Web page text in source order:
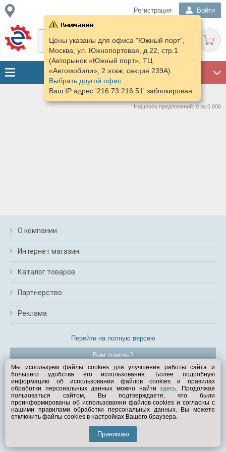
Регистрация Войти
Цены указаны для офиса "Южный порт",
Москва, ул. Южнопортовая, д.22, стр.1
(Авторынок «Южный порт», ТЦ
«Автомобили», 2 этаж, секция 239А).
Выбрать другой офис
Ваш IP адрес '216.73.216.51' заблокирован.
Нашлось предложений: 0 за 0.000
О компании
Интернет магазин
Каталог товаров
Партнерство
Реклама
Перейти на полную версию
Вам помочь?
© Exist.ru 1998—2026
Мы используем файлы cookies для улучшения работы сайта и
большего удобства его использования. Более подробную
информацию об использовании файлов cookies и правилах
обработки персональных данных можно найтиздесь. Продолжая
пользоваться сайтом, Вы подтверждаете, что были
проинформированы об использовании файлов cookies и согласны с
нашими правилами обработки персональных данных. Вы можете
отключить файлы cookies в настройках Вашего браузера.
Принимаю